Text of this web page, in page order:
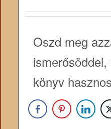
Oszd meg
könyv